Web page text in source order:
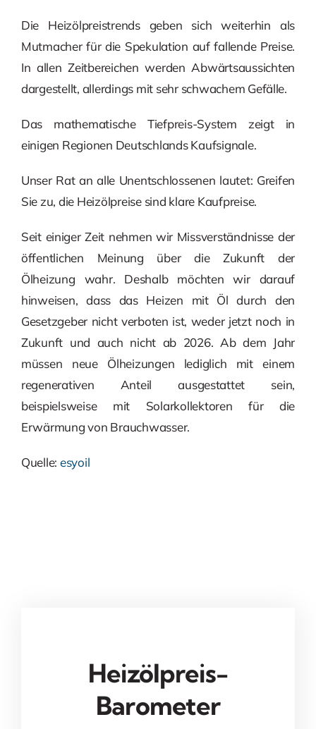
Die Heizölpreistrends geben sich weiterhin als
Mutmacher für die Spekulation auf fallende Preise.
In allen Zeitbereichen werden Abwärtsaussichten
dargestellt, allerdings mit sehr schwachem Gefälle.
Das mathematische Tiefpreis-System zeigt in
einigen Regionen Deutschlands Kaufsignale.
Unser Rat an alle Unentschlossenen lautet: Greifen
Sie zu, die Heizölpreise sind klare Kaufpreise.
Seit einiger Zeit nehmen wir Missverständnisse der
öffentlichen Meinung über die Zukunft der
Ölheizung wahr. Deshalb möchten wir darauf
hinweisen, dass das Heizen mit Öl durch den
Gesetzgeber nicht verboten ist, weder jetzt noch in
Zukunft und auch nicht ab 2026. Ab dem Jahr
müssen neue Ölheizungen lediglich mit einem
regenerativen Anteil ausgestattet sein,
beispielsweise mit Solarkollektoren für die
Erwärmung von Brauchwasser.
Quelle: esyoil
Heizölpreis-
Barometer